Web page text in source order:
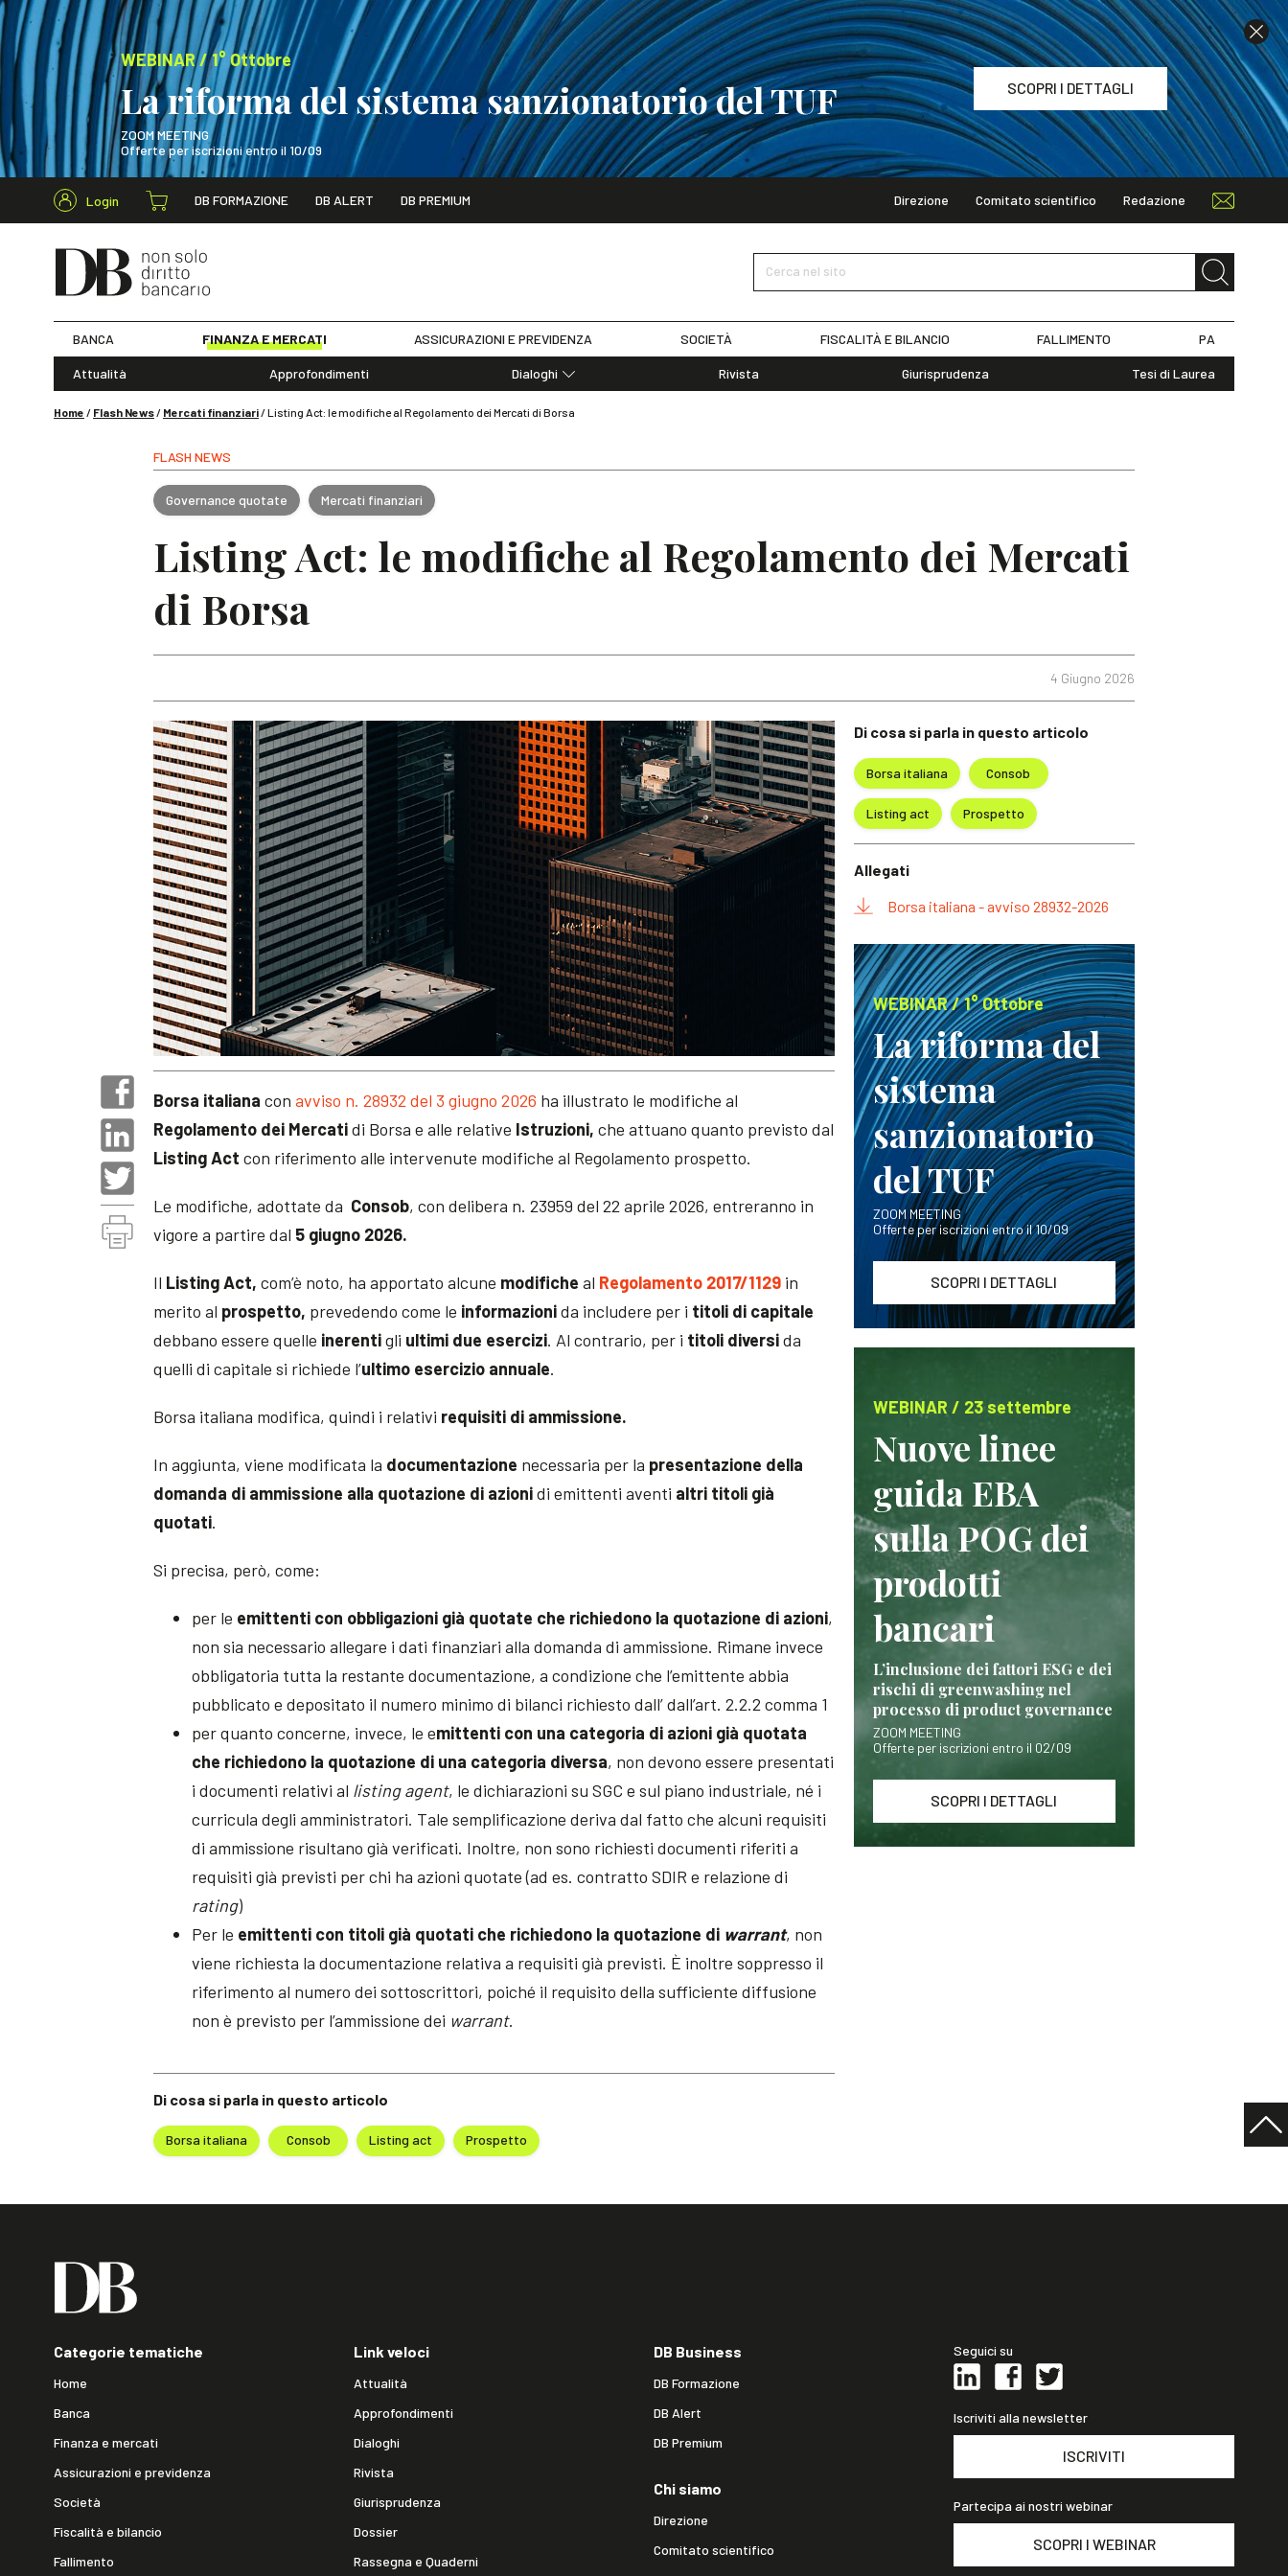
WEBINAR / 1° Ottobre
La riforma del sistema sanzionatorio del TUF
ZOOM MEETING
Offerte per iscrizioni entro il 10/09
SCOPRI I DETTAGLI
WEBINAR / 1° Ottobre
Login DB FORMAZIONE DB ALERT DB PREMIUM Direzione Comitato scientifico Redazione
Cerca nel sito
BANCA FINANZA E MERCATI ASSICURAZIONI E PREVIDENZA SOCIETÀ FISCALITÀ E BILANCIO FALLIMENTO PA
Attualità Approfondimenti
Dialoghi
Rivista Giurisprudenza Tesi di Laurea
Home / Flash News/ Mercati finanziari/Listing Act: le modifiche al Regolamento dei Mercati di Borsa
FLASH NEWS
Governance quotate Mercati finanziari
Listing Act: le modifiche al Regolamento dei Mercati
di Borsa
4 Giugno 2026
Di cosa si parla in questo articolo
Borsa italiana Consob Listing act Prospetto
Borsa italiana conavviso n. 28932 del 3 giugno 2026 ha illustrato le modifiche al
Regolamento dei Mercatidi Borsa e alle relative Istruzioni,che attuano quanto previsto dal
Listing Actcon riferimento alle intervenute modifiche al Regolamento prospetto.
Le modifiche, adottate da Consob, con delibera n. 23959 del 22 aprile 2026, entreranno in
vigore a partire dal 5 giugno 2026.
Il Listing Act, com’è noto, ha apportato alcune modifiche al Regolamento 2017/1129 in
merito al prospetto, prevedendo come le informazionida includere per i titoli di capitale
debbano essere quelle inerentigli ultimi due esercizi. Al contrario, per i titoli diversida
quelli di capitale si richiede l’ultimo esercizio annuale.
Borsa italiana modifica, quindi i relativi requisiti di ammissione.
In aggiunta, viene modificata la documentazione necessaria per la presentazione della
domanda di ammissione alla quotazione di azionidi emittenti aventi altri titoli già
quotati.
Si precisa, però, come:
per le emittenti con obbligazioni già quotate che richiedono la quotazione di azioni,
non sia necessario allegare i dati finanziari alla domanda di ammissione. Rimane invece
obbligatoria tutta la restante documentazione, a condizione che l’emittente abbia
pubblicato e depositato il numero minimo di bilanci richiesto dall’ dall’art. 2.2.2 comma 1
per quanto concerne, invece, le emittenti con una categoria di azioni già quotata
che richiedono la quotazione di una categoria diversa, non devono essere presentati
i documenti relativi al listing agent, le dichiarazioni su SGC e sul piano industriale, né i
curricula degli amministratori. Tale semplificazione deriva dal fatto che alcuni requisiti
di ammissione risultano già verificati. Inoltre, non sono richiesti documenti riferiti a
requisiti già previsti per chi ha azioni quotate (ad es. contratto SDIR e relazione di
rating)
Per le emittenti con titoli già quotati che richiedono la quotazione di warrant, non
viene richiesta la documentazione relativa a requisiti già previsti. È inoltre soppresso il
riferimento al numero dei sottoscrittori, poiché il requisito della sufficiente diffusione
non è previsto per l’ammissione dei warrant.
Di cosa si parla in questo articolo
Borsa italiana Consob
Listing act Prospetto
Allegati
Borsa italiana - avviso 28932-2026
WEBINAR / 1° Ottobre
La riforma del
sistema
sanzionatorio
del TUF
ZOOM MEETING
Offerte per iscrizioni entro il 10/09
SCOPRI I DETTAGLI
WEBINAR / 23 settembre
Nuove linee
guida EBA
sulla POG dei
prodotti
bancari
L’inclusione dei fattori ESG e dei
rischi di greenwashing nel
processo di product governance
ZOOM MEETING
Offerte per iscrizioni entro il 02/09
SCOPRI I DETTAGLI
Categorie tematiche
Home
Banca
Finanza e mercati
Assicurazioni e previdenza
Società
Fiscalità e bilancio
Fallimento
Link veloci
Attualità
Approfondimenti
Dialoghi
Rivista
Giurisprudenza
Dossier
Rassegna e Quaderni
DB Business
DB Formazione
DB Alert
DB Premium
Chi siamo
Direzione
Comitato scientifico
Seguici su
Iscriviti alla newsletter
ISCRIVITI
Partecipa ai nostri webinar
SCOPRI I WEBINAR